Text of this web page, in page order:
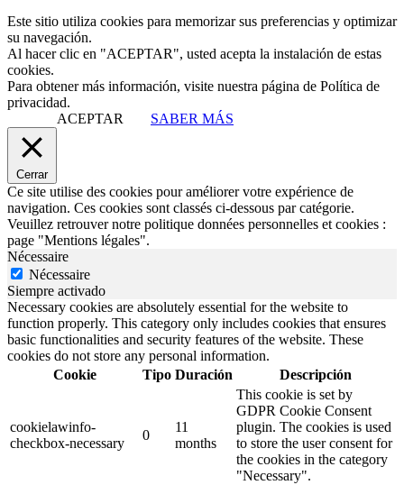
Este sitio utiliza cookies para memorizar sus preferencias y optimizar
su navegación.
Al hacer clic en "ACEPTAR", usted acepta la instalación de estas
cookies.
Para obtener más información, visite nuestra página de Política de
privacidad.
ACEPTAR
SABER MÁS
Cerrar
Ce site utilise des cookies pour améliorer votre expérience de
navigation. Ces cookies sont classés ci-dessous par catégorie.
Veuillez retrouver notre politique données personnelles et cookies :
page "Mentions légales".
Nécessaire
Nécessaire
Siempre activado
Necessary cookies are absolutely essential for the website to
function properly. This category only includes cookies that ensures
basic functionalities and security features of the website. These
cookies do not store any personal information.
Cookie
Tipo Duración Descripción
cookielawinfo-
checkbox-necessary
0
11
months
This cookie is set by
GDPR Cookie Consent
plugin. The cookies is used
to store the user consent for
the cookies in the category
"Necessary".